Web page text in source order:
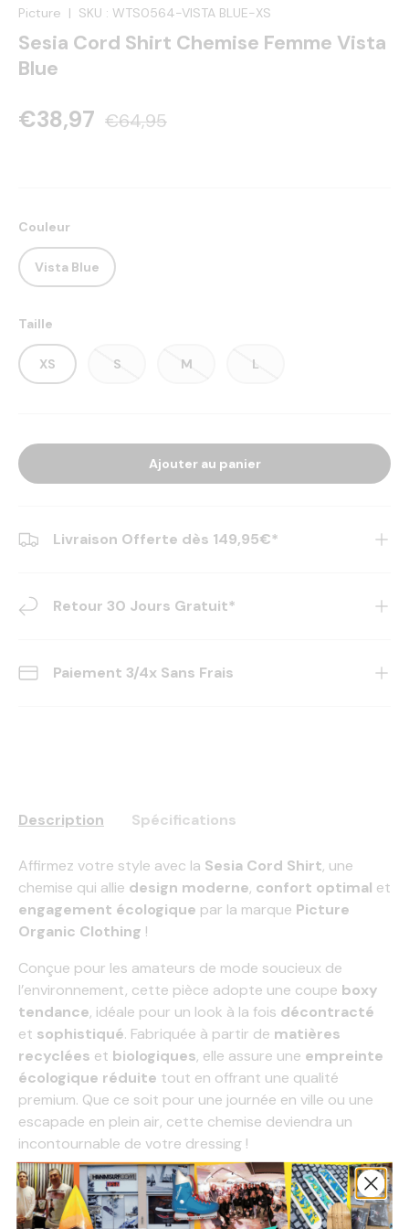
Picture | SKU : WTS0564-VISTA BLUE-XS
Sesia Cord Shirt Chemise Femme Vista
Blue
€38,97 €64,95
Couleur
Vista Blue
Taille
XS S M L
Ajouter au panier
Livraison Offerte dès 149,95€*
Retour 30 Jours Gratuit*
Paiement 3/4x Sans Frais
Description Spécifications
Affirmez votre style avec la Sesia Cord Shirt, une
chemise qui allie design moderne, confort optimal et
engagement écologique par la marque Picture
Organic Clothing !
Conçue pour les amateurs de mode soucieux de
l’environnement, cette pièce adopte une coupe boxy
tendance, idéale pour un look à la fois décontracté
et sophistiqué. Fabriquée à partir de matières
recyclées et biologiques, elle assure une empreinte
écologique réduite tout en offrant une qualité
premium. Que ce soit pour une journée en ville ou une
escapade en plein air, cette chemise deviendra un
incontournable de votre dressing !
Caractéristiques :
Coupe boxy –Une silhouette ample et